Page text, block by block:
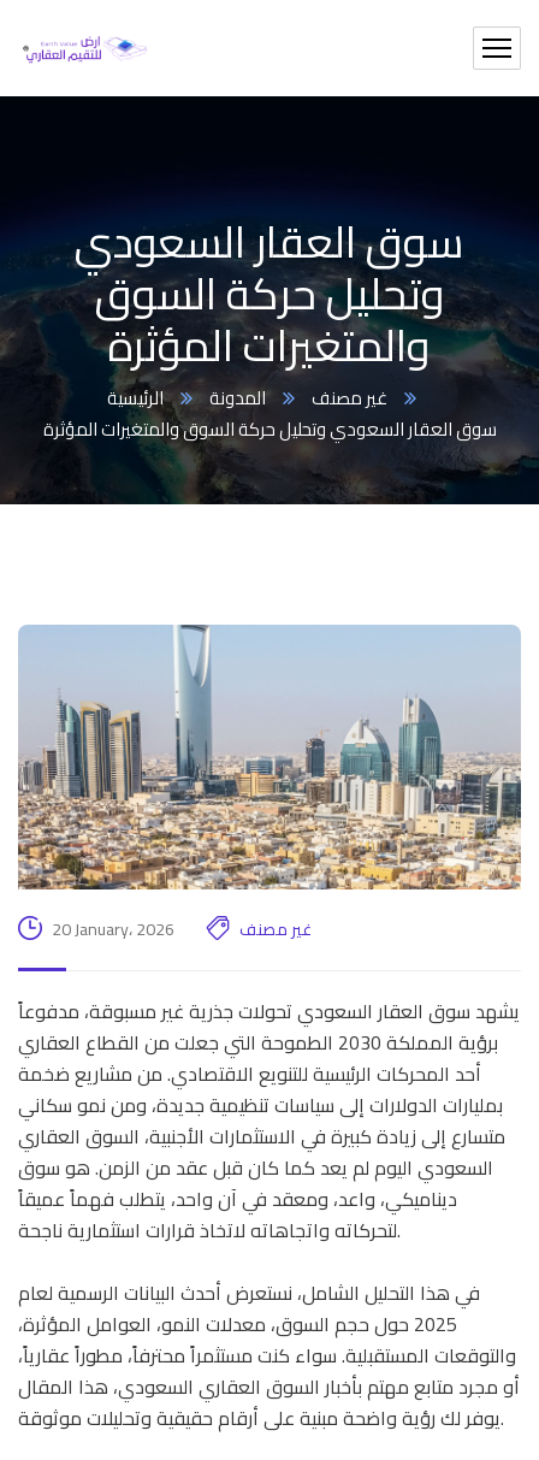
سوق العقار السعودي
وتحليل حركة السوق
والمتغيرات المؤثرة
الرئيسية المدونة
غير مصنف
سوق العقار السعودي وتحليل حركة السوق والمتغيرات المؤثرة
20 January، 2026 غير مصنف
يشهد سوق العقار السعودي تحولات جذرية غير مسبوقة، مدفوعاً
برؤية المملكة 2030 الطموحة التي جعلت من القطاع العقاري
أحد المحركات الرئيسية للتنويع الاقتصادي. من مشاريع ضخمة
بمليارات الدولارات إلى سياسات تنظيمية جديدة، ومن نمو سكاني
متسارع إلى زيادة كبيرة في الاستثمارات الأجنبية، السوق العقاري
السعودي اليوم لم يعد كما كان قبل عقد من الزمن. هو سوق
ديناميكي، واعد، ومعقد في آن واحد، يتطلب فهماً عميقاً
لتحركاته واتجاهاته لاتخاذ قرارات استثمارية ناجحة.
في هذا التحليل الشامل، نستعرض أحدث البيانات الرسمية لعام
2025 حول حجم السوق، معدلات النمو، العوامل المؤثرة،
والتوقعات المستقبلية. سواء كنت مستثمراً محترفاً، مطوراً عقارياً،
أو مجرد متابع مهتم بأخبار السوق العقاري السعودي، هذا المقال
يوفر لك رؤية واضحة مبنية على أرقام حقيقية وتحليلات موثوقة.